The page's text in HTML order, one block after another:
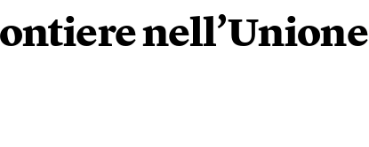
nell’Unione